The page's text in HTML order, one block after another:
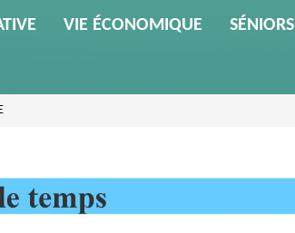
VIE ÉCONOMIQUE SÉNIORS